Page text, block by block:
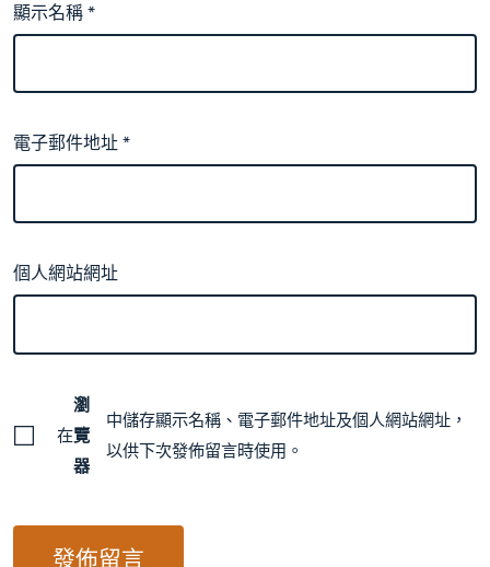
顯示名稱*
電子郵件地址*
個人網站網址
在
瀏
覽
器
中儲存顯示名稱、電子郵件地址及個人網站網址，
以供下次發佈留言時使用。